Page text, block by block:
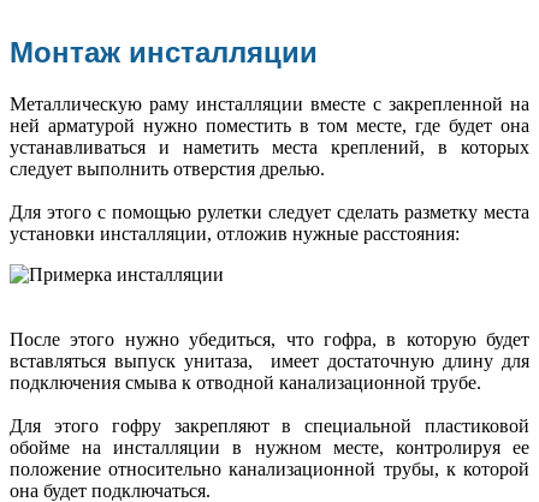
Монтаж инсталляции
Металлическую раму инсталляции вместе с закрепленной на
ней арматурой нужно поместить в том месте, где будет она
устанавливаться и наметить места креплений, в которых
следует выполнить отверстия дрелью.
Для этого с помощью рулетки следует сделать разметку места
установки инсталляции, отложив нужные расстояния:
После этого нужно убедиться, что гофра, в которую будет
вставляться выпуск унитаза, имеет достаточную длину для
подключения смыва к отводной канализационной трубе.
Для этого гофру закрепляют в специальной пластиковой
обойме на инсталляции в нужном месте, контролируя ее
положение относительно канализационной трубы, к которой
она будет подключаться.